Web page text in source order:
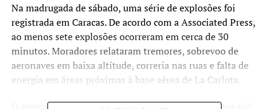
Na madrugada de sábado, uma série de explosões foi
registrada em Caracas. De acordo com a Associated Press,
ao menos sete explosões ocorreram em cerca de 30
minutos. Moradores relataram tremores, sobrevoo de
aeronaves em baixa altitude, correria nas ruas e falta de
energia em áreas próximas à base aérea de La Carlota.
O governo venezuelano confirmou que o país estava sob